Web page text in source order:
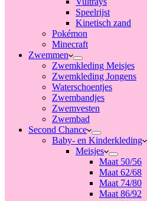
Speelrijst
Kinetisch zand
Pokémon
Minecraft
Zwemmen
Zwemkleding Meisjes
Zwemkleding Jongens
Waterschoentjes
Zwembandjes
Zwemvesten
Zwembad
Second Chance
Baby- en Kinderkleding
Meisjes
Maat 50/56
Maat 62/68
Maat 74/80
Maat 86/92